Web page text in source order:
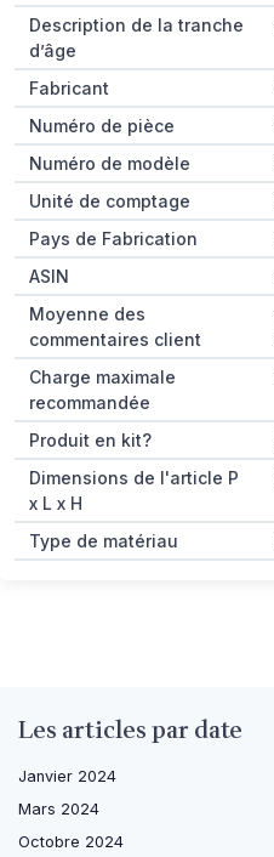
Description de la tranche
d’âge
Fabricant
Numéro de pièce
Numéro de modèle
Unité de comptage
Pays de Fabrication
ASIN
Moyenne des
commentaires client
Charge maximale
recommandée
Produit en kit?
Dimensions de l'article P
x L x H
Type de matériau
Les articles par date
Janvier 2024
Mars 2024
Octobre 2024